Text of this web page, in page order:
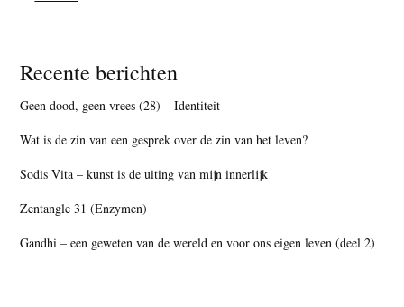
Recente berichten
Geen dood, geen vrees (28) – Identiteit
Wat is de zin van een gesprek over de zin van het leven?
Sodis Vita – kunst is de uiting van mijn innerlijk
Zentangle 31 (Enzymen)
Gandhi – een geweten van de wereld en voor ons eigen leven (deel 2)